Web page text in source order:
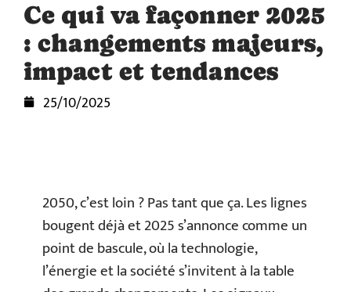
Ce qui va façonner 2025
: changements majeurs,
impact et tendances
25/10/2025
2050, c’est loin ? Pas tant que ça. Les lignes
bougent déjà et 2025 s’annonce comme un
point de bascule, où la technologie,
l’énergie et la société s’invitent à la table